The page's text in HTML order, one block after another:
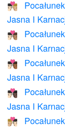
👨🏻‍❤️‍💋‍👨🏼
Jasna I
👨🏻‍❤️‍💋‍👨🏽
Jasna I
👨🏻‍❤️‍💋‍👨🏾
Jasna I
👨🏻‍❤️‍💋‍👨🏿
Jasna I
👨🏼‍❤️‍💋‍👨🏻